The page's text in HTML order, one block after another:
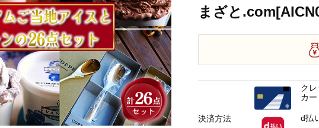
まざと
決済方法
ク
カー
d払